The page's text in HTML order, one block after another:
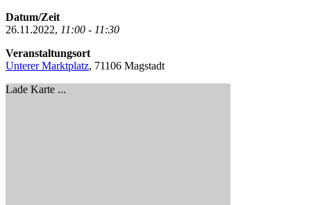
Datum/Zeit
26.11.2022, 11:00 - 11:30
Veranstaltungsort
Unterer Marktplatz, 71106 Magstadt
Lade Karte ...